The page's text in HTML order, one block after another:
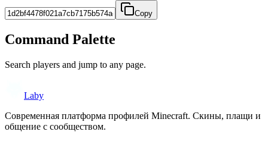
Copy
Command Palette
Search players and jump to any page.
Laby
Современная платформа профилей Minecraft. Скины, плащи и
общение с сообществом.